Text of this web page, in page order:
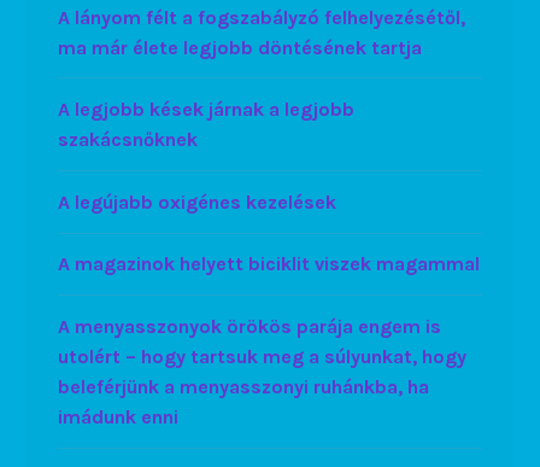
A lányom félt a fogszabályzó felhelyezésétől,
ma már élete legjobb döntésének tartja
A legjobb kések járnak a legjobb
szakácsnőknek
A legújabb oxigénes kezelések
A magazinok helyett biciklit viszek magammal
A menyasszonyok örökös parája engem is
utolért – hogy tartsuk meg a súlyunkat, hogy
beleférjünk a menyasszonyi ruhánkba, ha
imádunk enni